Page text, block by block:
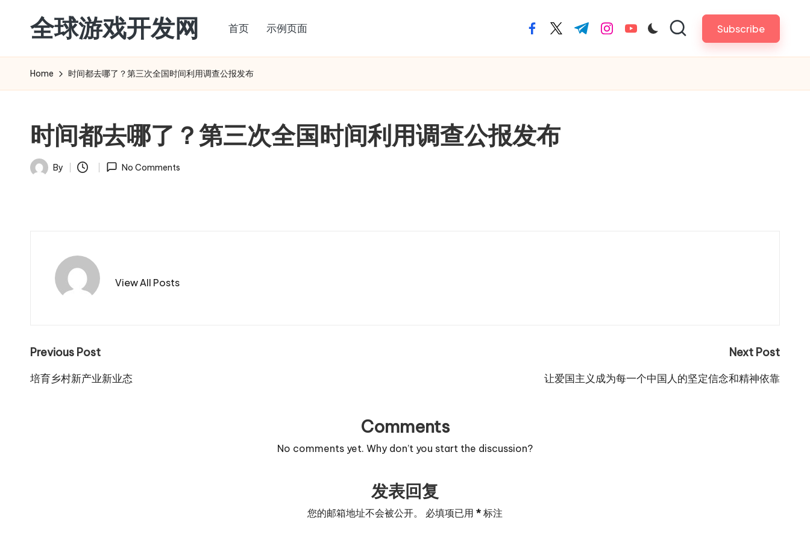
content
全球游戏开发网 首页 示例页面 facebook.com
twitter.com
t.me instagram.com
youtube.com Subscribe
Home 时间都去哪了？第三次全国时间利用调查公报发布
时间都去哪了？第三次全国时间利用调查公报发布
Posted
By No Comments
View All Posts
Post
navigation
Previous Post
培育乡村新产业新业态
Next Post
让爱国主义成为每一个中国人的坚定信念和精神依靠
Comments
No comments yet. Why don’t you start the discussion?
发表回复
您的邮箱地址不会被公开。 必填项已用 * 标注